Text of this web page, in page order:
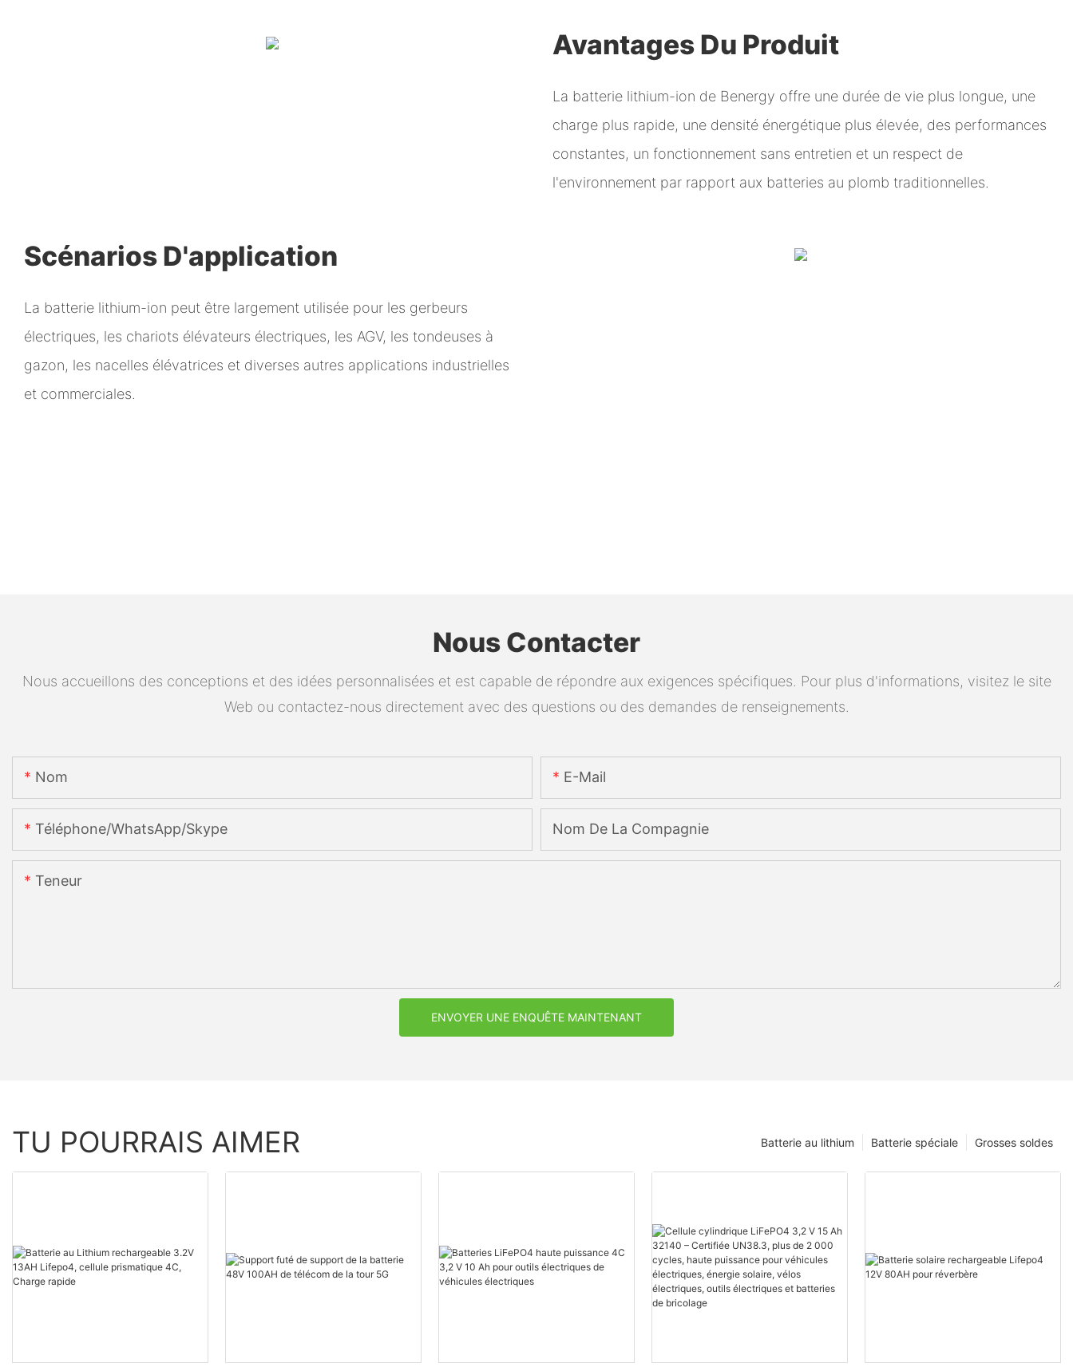
Avantages Du Produit
La batterie lithium-ion de Benergy offre une durée de vie plus longue, une
charge plus rapide, une densité énergétique plus élevée, des performances
constantes, un fonctionnement sans entretien et un respect de
l'environnement par rapport aux batteries au plomb traditionnelles.
Scénarios D'application
La batterie lithium-ion peut être largement utilisée pour les gerbeurs
électriques, les chariots élévateurs électriques, les AGV, les tondeuses à
gazon, les nacelles élévatrices et diverses autres applications industrielles
et commerciales.
Nous Contacter
Nous accueillons des conceptions et des idées personnalisées et est capable de répondre aux exigences spécifiques. Pour plus d'informations, visitez le site
Web ou contactez-nous directement avec des questions ou des demandes de renseignements.
Nom E-Mail
Téléphone/WhatsApp/Skype Nom De La Compagnie
Teneur
ENVOYER UNE ENQUÊTE MAINTENANT
TU POURRAIS AIMER Grosses soldes
Batterie spéciale
Batterie au lithium